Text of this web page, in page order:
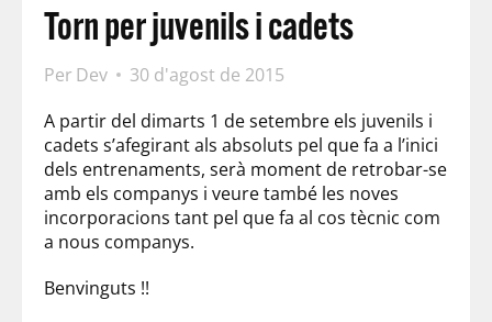
Torn per juvenils i cadets
Per Dev
30 d'agost de 2015
A partir del dimarts 1 de setembre els juvenils i
cadets s’afegirant als absoluts pel que fa a l’inici
dels entrenaments, serà moment de retrobar-se
amb els companys i veure també les noves
incorporacions tant pel que fa al cos tècnic com
a nous companys.
Benvinguts !!